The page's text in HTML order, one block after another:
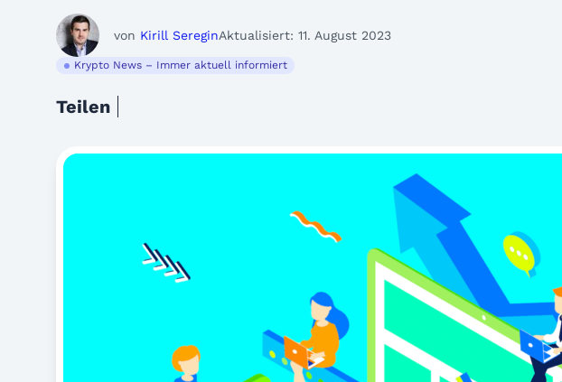
von Kirill SereginAktualisiert: 11. August 2023
Krypto News – Immer aktuell informiert
Teilen